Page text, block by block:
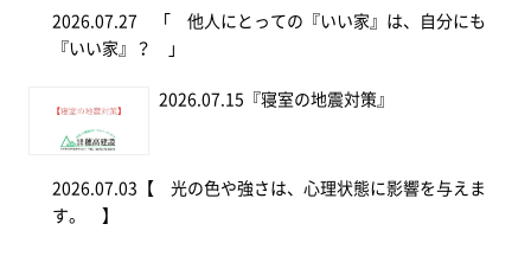
2026.07.27 「 他人にとっての『いい家』は、自分にも
『いい家』？ 」
2026.07.15 『寝室の地震対策』
2026.07.03 【 光の色や強さは、心理状態に影響を与えま
す。 】